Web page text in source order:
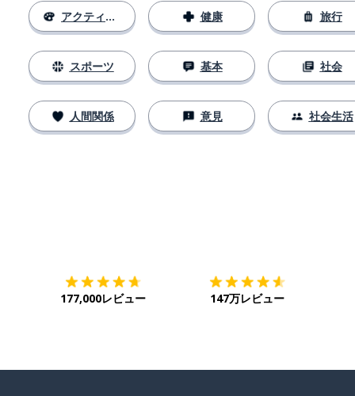
アクティビティ
スポーツ
人間関係
健康
基本
意見
旅行
社会
社会生活
177,000レビュー 147万レビュー